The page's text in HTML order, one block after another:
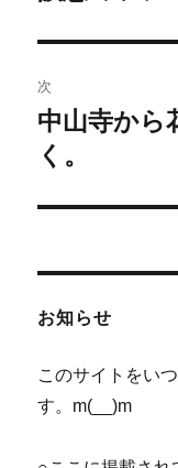
ビ
ゲ
ー
シ
ン
投
稿:
次
次
の
稿:
中山寺から
く。
お知らせ
このサイトをい
す。m(__)m